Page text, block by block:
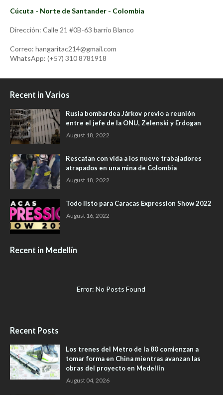
Cúcuta - Norte de Santander - Colombia
Dirección: Calle 21 #0B-63 barrio Blanco
Correo: hangaritac214@gmail.com
WhatsApp: (+57) 310 8781918
Recent in Varios
Rusia bombardea Járkov previo a reunión
entre el jefe de la ONU, Zelenski y Erdogan
August 18, 2022
Rescatan con vida a los nueve trabajadores
atrapados en una mina de Colombia
August 18, 2022
Todo listo para Caracas Expression Show 2022
August 16, 2022
Recent in Medellín
Error: No Posts Found
Recent Posts
Los trenes del Metro de la 80 comienzan a
tomar forma en China mientras avanzan las
obras del proyecto en Medellín
August 04, 2026